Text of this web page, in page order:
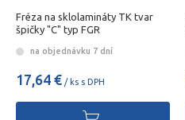
Fréza na sklolamináty TK tvar
špičky "C" typ FGR
na objednávku 7 dní
17,64 € / ks s DPH